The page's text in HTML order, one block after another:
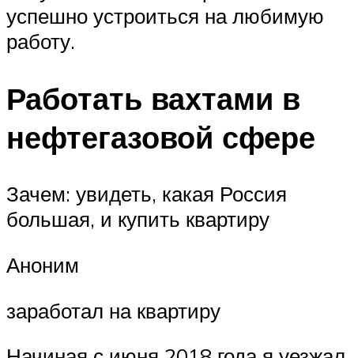
успешно устроиться на любимую
работу.
Работать вахтами в
нефтегазовой сфере
Зачем: увидеть, какая Россия
большая, и купить квартиру
Аноним
заработал на квартиру